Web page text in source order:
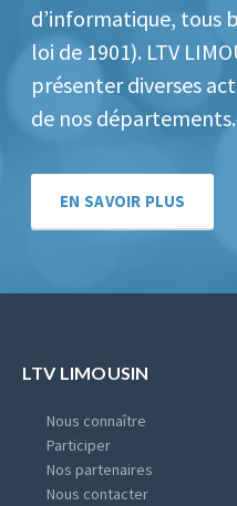
d’informatique, tous
loi de 1901). LTV
présenter diverses
de nos départements.
EN SAVOIR PLUS
LTV LIMOUSIN
Nous connaître
Participer
Nos partenaires
Nous contacter